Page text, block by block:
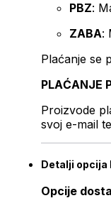
PBZ:
ZABA:
Plaćanje se
PLAĆANJE
Proizvode
svoj e-mail
Detalji opcija
Opcije